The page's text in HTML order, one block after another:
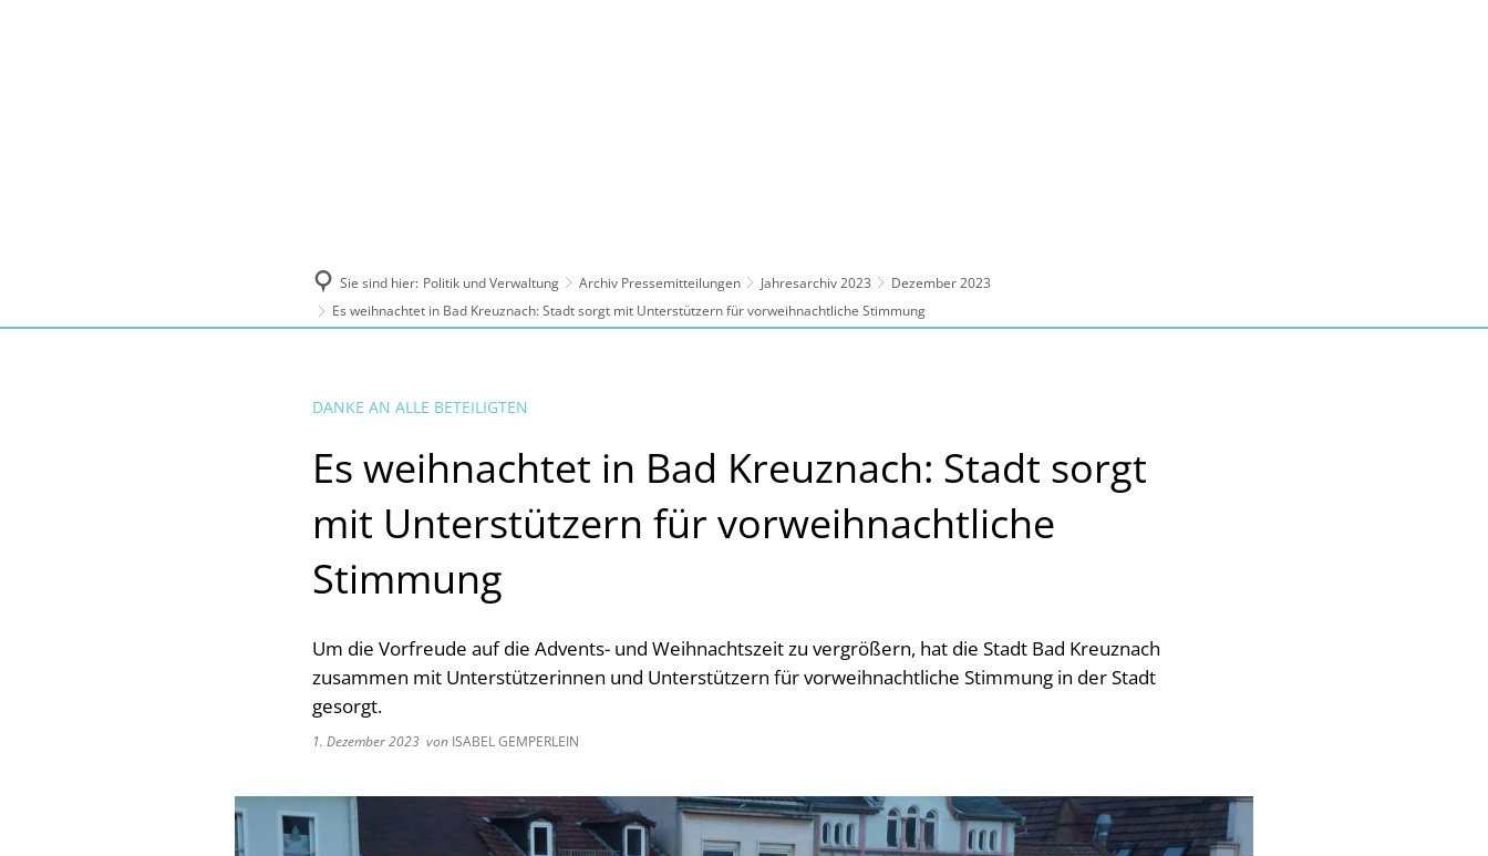
Sie sind hier: Politik und Verwaltung Archiv Pressemitteilungen Jahresarchiv 2023
Dezember 2023
Es weihnachtet in Bad Kreuznach: Stadt sorgt mit Unterstützern für vorweihnachtliche Stimmung
DANKE AN ALLE BETEILIGTEN
Es weihnachtet in Bad Kreuznach: Stadt sorgt
mit Unterstützern für vorweihnachtliche
Stimmung
Um die Vorfreude auf die Advents- und Weihnachtszeit zu vergrößern, hat die Stadt Bad Kreuznach
zusammen mit Unterstützerinnen und Unterstützern für vorweihnachtliche Stimmung in der Stadt
gesorgt.
1. Dezember 2023 von ISABEL GEMPERLEIN